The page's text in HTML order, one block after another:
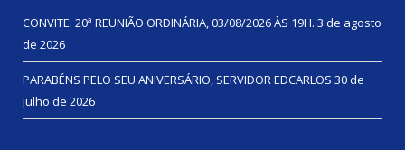
CONVITE: 20ª REUNIÃO ORDINÁRIA, 03/08/2026 ÀS 19H. 3 de agosto
de 2026
PARABÉNS PELO SEU ANIVERSÁRIO, SERVIDOR EDCARLOS 30 de
julho de 2026